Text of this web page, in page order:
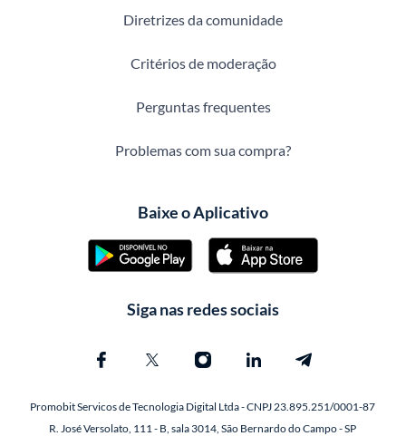
Diretrizes da comunidade
Critérios de moderação
Perguntas frequentes
Problemas com sua compra?
Baixe o Aplicativo
Siga nas redes sociais
Promobit Servicos de Tecnologia Digital Ltda - CNPJ 23.895.251/0001-87
R. José Versolato, 111 - B, sala 3014, São Bernardo do Campo - SP